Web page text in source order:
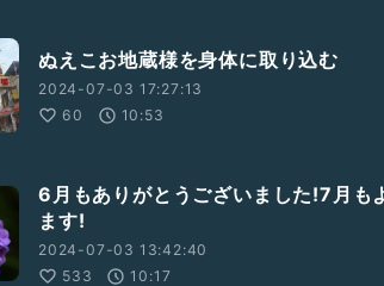
ぬえこお地蔵様を身体に取り込む
2024-07-03 17:27:13
60
10:53
6月もありがとうございました!7月も
ます!
2024-07-03 13:42:40
533
10:17